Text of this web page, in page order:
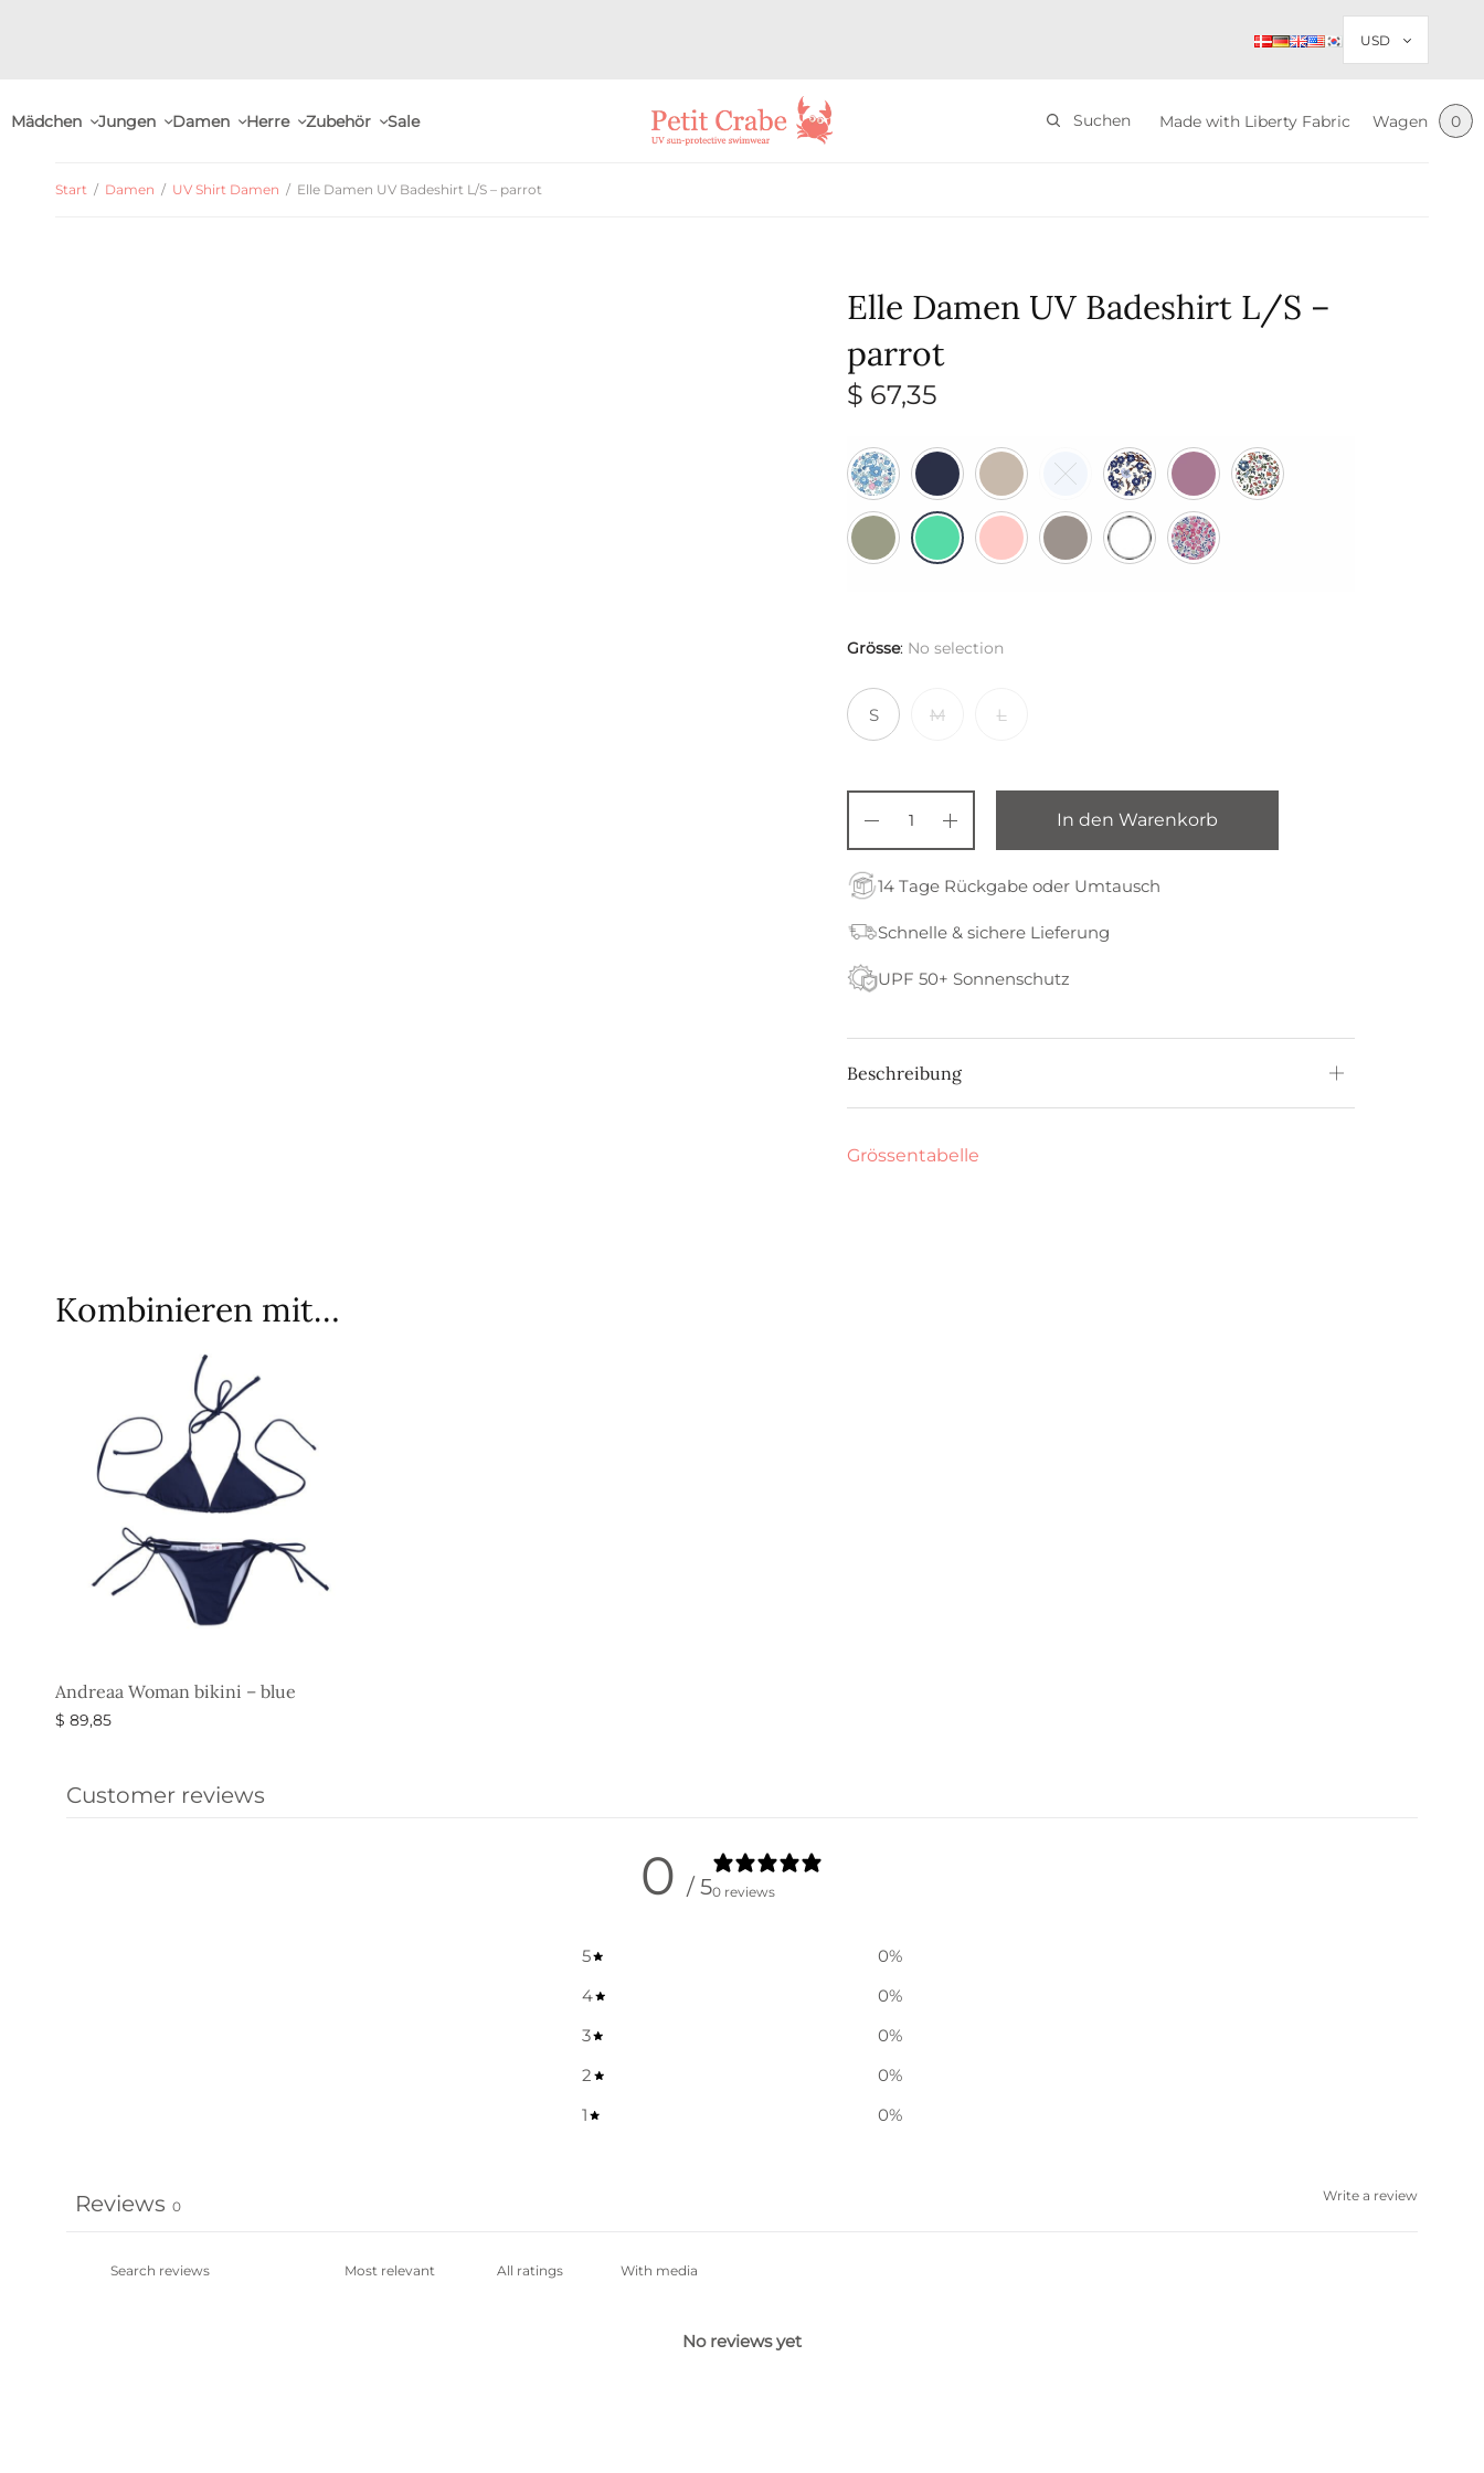
Mädchen Jungen Damen Herre Zubehör Sale Suchen Made with Liberty Fabric Wagen 0
Start / Damen / UV Shirt Damen / Elle Damen UV Badeshirt L/S – parrot
Elle Damen UV Badeshirt L/S –
parrot
$ 67,35
Grösse: No selection
S M L
In den Warenkorb
14 Tage Rückgabe oder Umtausch
Schnelle & sichere Lieferung
UPF 50+ Sonnenschutz
Beschreibung
Grössentabelle
Kombinieren mit…
Andreaa Woman bikini – blue
$ 89,85
Customer reviews
0 / 50 reviews
5 0%
4
0%
3
0%
2
0%
1
0%
Write a review
Reviews 0
With media
No reviews yet